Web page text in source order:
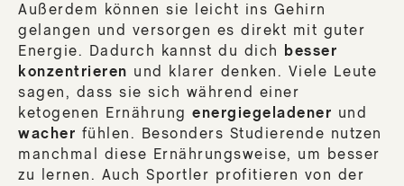
Außerdem können sie leicht ins Gehirn
gelangen und versorgen es direkt mit guter
Energie. Dadurch kannst du dich
besser
konzentrieren und klarer denken. Viele Leute
sagen, dass sie sich während einer
ketogenen Ernährung energiegeladener und
wacher fühlen. Besonders Studierende nutzen
manchmal diese Ernährungsweise, um besser
zu lernen. Auch Sportler profitieren von der